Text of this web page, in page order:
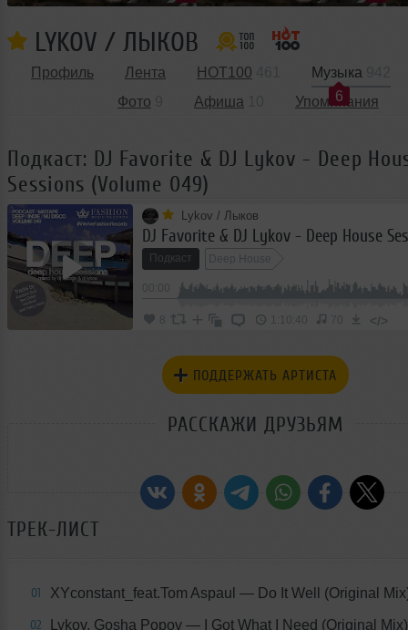
LYKOV / ЛЫКОВ
Профиль Лента HOT100
Музыка
6
Фото
Афиша Упоминания
Подкаст: DJ Favorite & DJ Lykov - Deep
Sessions (Volume 049)
Lykov / Лыков
Подкаст Deep House
70 </>
ПОДДЕРЖАТЬ АРТИСТА
РАССКАЖИ ДРУЗЬЯМ
ТРЕК-ЛИСТ
01 XYconstant_feat.Tom Aspaul — Do It Well (Original
02 Lykov, Gosha Popov — I Got What I Need (Original Mix)